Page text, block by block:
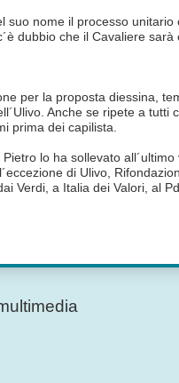
suo nome il processo unitario
dubbio che il Cavaliere sarà
per la proposta diessina,
Anche se ripete a tutti
prima dei capilista.
lo ha sollevato all´ultimo
di Ulivo,
Verdi, a Italia dei Valori, al